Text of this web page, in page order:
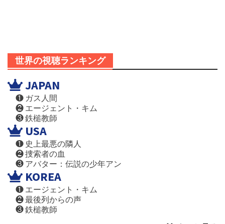
世界の視聴ランキング
JAPAN
❶ ガス人間
❷ エージェント・キム
❸ 鉄槌教師
USA
❶ 史上最悪の隣人
❷ 捜索者の血
❸ アバター：伝説の少年アン
KOREA
❶ エージェント・キム
❷ 最後列からの声
❸ 鉄槌教師